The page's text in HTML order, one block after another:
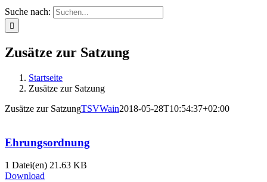
Suche nach:
Zusätze zur Satzung
Startseite
Zusätze zur Satzung
Zusätze zur SatzungTSVWain2018-05-28T10:54:37+02:00
Ehrungsordnung
1 Datei(en) 21.63 KB
Download